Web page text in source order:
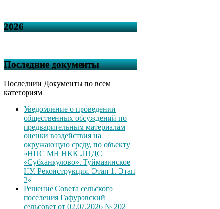
2026
Последние документы
Последнии Документы по всем
категориям
Уведомление о проведении
общественных обсуждений по
предварительным материалам
оценки воздействия на
окружающую среду, по объекту
«НПС МН НКК ЛПДС
«Субханкулово». Туймазинское
НУ. Реконструкция. Этап 1. Этап
2»
Решение Совета сельского
поселения Гафуровский
сельсовет от 02.07.2026 № 202